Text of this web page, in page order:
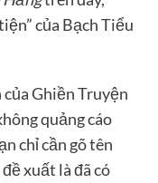
của Bạch Tiểu
Ghiền Truyện
quảng cáo
chỉ cần gõ tên
xuất là đã có